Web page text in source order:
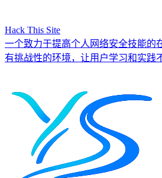
Hack This Site
一个致力于提高个人网络安全技能的
有挑战性的环境，让用户学习和实践